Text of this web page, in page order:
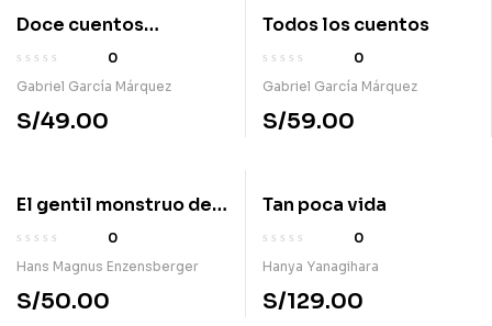
Doce cuentos
peregrinos
0
Gabriel García Márquez
S/49.00
Todos los cuentos
0
Gabriel García Márquez
S/59.00
El gentil monstruo de
Bruselas o Europa bajo
tutela
0
Hans Magnus Enzensberger
S/50.00
Tan poca vida
0
Hanya Yanagihara
S/129.00